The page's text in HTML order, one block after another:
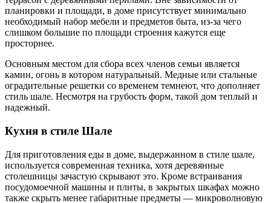
планировки и площади, в доме присутствует минимально
необходимый набор мебели и предметов быта, из-за чего
слишком большие по площади строения кажутся еще
просторнее.
Основным местом для сбора всех членов семьи является
камин, огонь в котором натуральный. Медные или стальные
оградительные решетки со временем темнеют, что дополняет
стиль шале. Несмотря на грубость форм, такой дом теплый и
надежный.
Кухня в стиле Шале
Для приготовления еды в доме, выдержанном в стиле шале,
используется современная техника, хотя деревянные
столешницы зачастую скрывают это. Кроме встраивания
посудомоечной машины и плиты, в закрытых шкафах можно
также скрыть менее габаритные предметы — микроволновую